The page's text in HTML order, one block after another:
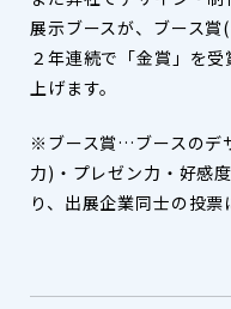
展示ブースが、ブース
２年連続で「金賞」を受
上げます。
※ブース賞…ブースのデ
力)・プレゼン力・好感
り、出展企業同士の投